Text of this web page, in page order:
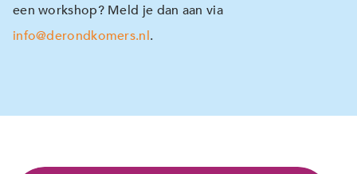
een workshop? Meld je dan aan via
info@derondkomers.nl.